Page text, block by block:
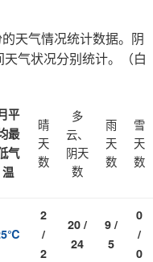
天气情况统计数据。阴
气状况分别统计。（白
平
最
气
温
晴
天
数
多
云、
阴天
数
雨
天
数
雪
天
数
2
/
2
20 /
24
9 /
5
0
/
0